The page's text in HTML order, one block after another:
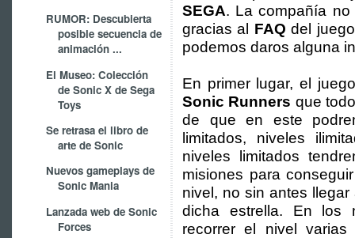
RUMOR: Descubierta
posible secuencia de
animación ...
El Museo: Colección
de Sonic X de Sega
Toys
Se retrasa el libro de
arte de Sonic
Nuevos gameplays de
Sonic Mania
Lanzada web de Sonic
Forces
SEGA. La compañía no
gracias al FAQdel
podemos daros alguna
En primer lugar, el
Sonic Runners que
de que en este
limitados, niveles
niveles limitados
misiones para
nivel, no sin antes
dicha estrella. En los
recorrer el nivel varias